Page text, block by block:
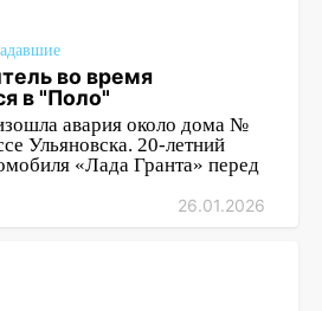
во время
в "Поло"
авария около дома №
Ульяновска. 20-летний
«Лада Гранта» перед
26.01.2026